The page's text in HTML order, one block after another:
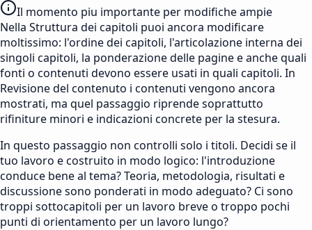
Il momento piu importante per modifiche ampie
Nella Struttura dei capitoli puoi ancora modificare
moltissimo: l'ordine dei capitoli, l'articolazione interna dei
singoli capitoli, la ponderazione delle pagine e anche quali
fonti o contenuti devono essere usati in quali capitoli. In
Revisione del contenuto i contenuti vengono ancora
mostrati, ma quel passaggio riprende soprattutto
rifiniture minori e indicazioni concrete per la stesura.
In questo passaggio non controlli solo i titoli. Decidi se il
tuo lavoro e costruito in modo logico: l'introduzione
conduce bene al tema? Teoria, metodologia, risultati e
discussione sono ponderati in modo adeguato? Ci sono
troppi sottocapitoli per un lavoro breve o troppo pochi
punti di orientamento per un lavoro lungo?